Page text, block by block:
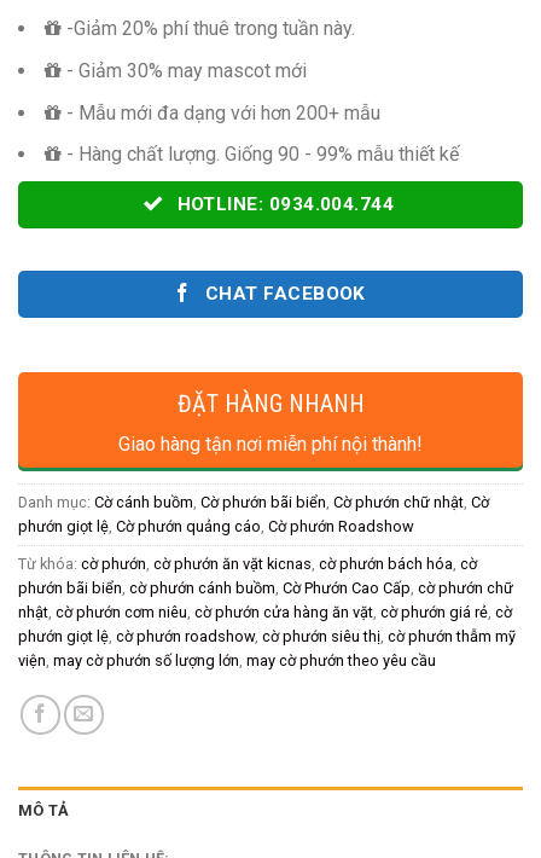
-Giảm 20% phí thuê trong tuần này.
- Giảm 30% may mascot mới
- Mẫu mới đa dạng với hơn 200+ mẫu
- Hàng chất lượng. Giống 90 - 99% mẫu thiết kế
HOTLINE: 0934.004.744
CHAT FACEBOOK
ĐẶT HÀNG NHANH
Giao hàng tận nơi miễn phí nội thành!
Danh mục: Cờ cánh buồm Cờ phướn bãi biển Cờ phướn chữ nhật Cờ
phướn giọt lệ Cờ phướn quảng cáo Cờ phướn Roadshow
Từ khóa: cờ phướn cờ phướn ăn vặt kicnas cờ phướn bách hóa cờ
phướn bãi biển cờ phướn cánh buồm Cờ Phướn Cao Cấp cờ phướn chữ
nhật cờ phướn cơm niêu cờ phướn cửa hàng ăn vặt cờ phướn giá rẻ cờ
phướn giọt lệ cờ phướn roadshow, cờ phướn siêu thị cờ phướn thẫm mỹ
viện may cờ phướn số lượng lớn may cờ phướn theo yêu cầu
MÔ TẢ